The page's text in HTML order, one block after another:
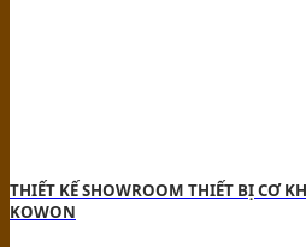
THIẾT KẾ SHOWROOM THIẾT BỊ CƠ
KOWON